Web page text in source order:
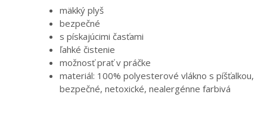
mäkký plyš
bezpečné
s pískajúcimi časťami
ľahké čistenie
možnosť prať v práčke
materiál: 100% polyesterové vlákno s píšťalkou,
bezpečné, netoxické, nealergénne farbivá